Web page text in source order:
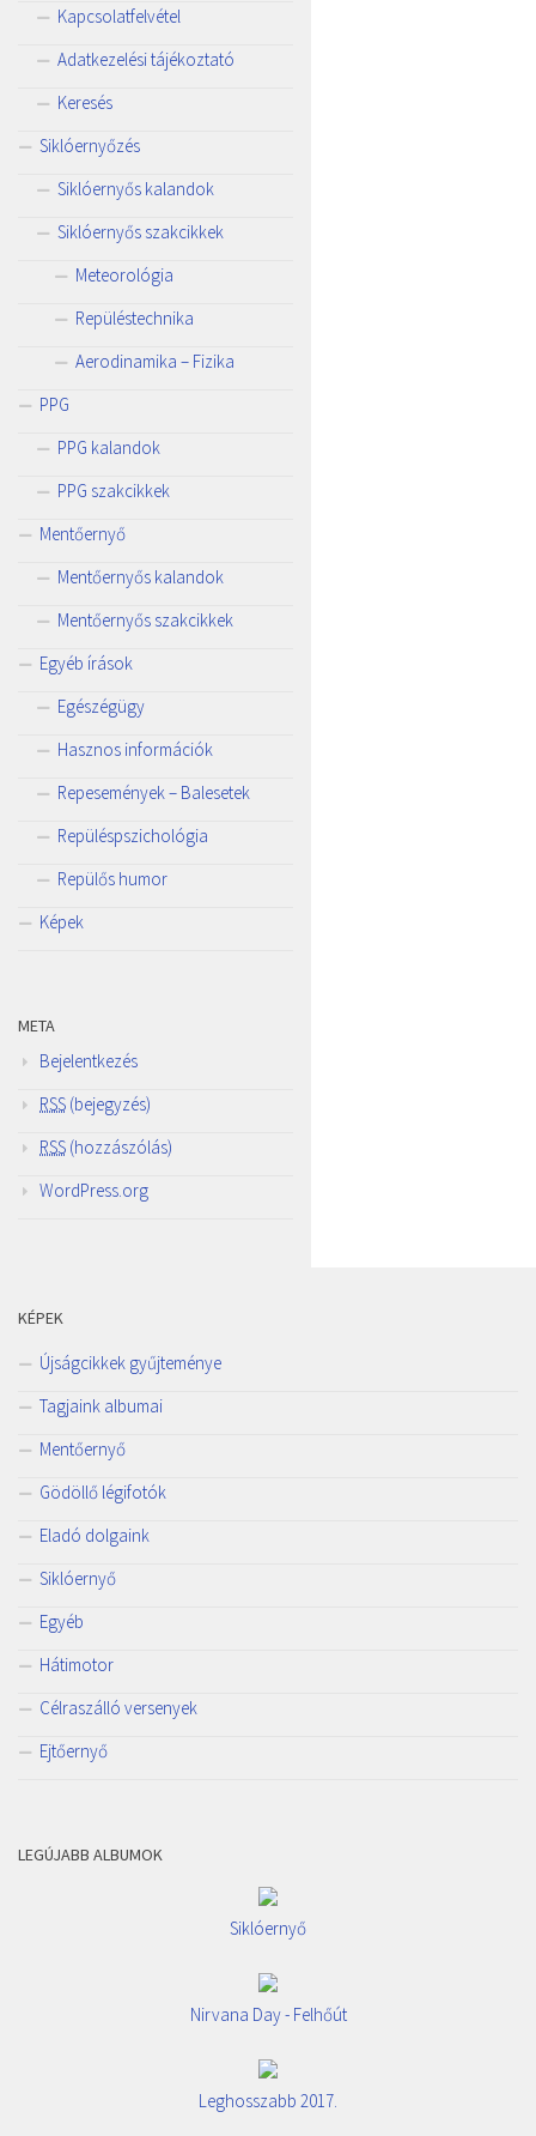
Kapcsolatfelvétel
Adatkezelési tájékoztató
Keresés
Siklóernyőzés
Siklóernyős kalandok
Siklóernyős szakcikkek
Meteorológia
Repüléstechnika
Aerodinamika – Fizika
PPG
PPG kalandok
PPG szakcikkek
Mentőernyő
Mentőernyős kalandok
Mentőernyős szakcikkek
Egyéb írások
Egészégügy
Hasznos információk
Repesemények – Balesetek
Repüléspszichológia
Repülős humor
Képek
META
Bejelentkezés
RSS (bejegyzés)
RSS (hozzászólás)
WordPress.org
KÉPEK
Újságcikkek gyűjteménye
Tagjaink albumai
Mentőernyő
Gödöllő légifotók
Eladó dolgaink
Siklóernyő
Egyéb
Hátimotor
Célraszálló versenyek
Ejtőernyő
LEGÚJABB ALBUMOK
Siklóernyő
Nirvana Day - Felhőút
Leghosszabb 2017.